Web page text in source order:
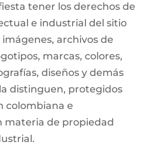
tener los derechos de
e industrial del sitio
archivos de
marcas, colores,
diseños y demás
distinguen, protegidos
colombiana e
materia de propiedad